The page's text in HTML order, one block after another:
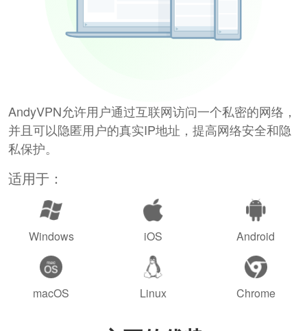
AndyVPN允许用户通过互联网访问一个私密的网络，
并且可以隐匿用户的真实IP地址，提高网络安全和隐
私保护。
适用于：
Windows iOS Android
macOS Linux Chrome